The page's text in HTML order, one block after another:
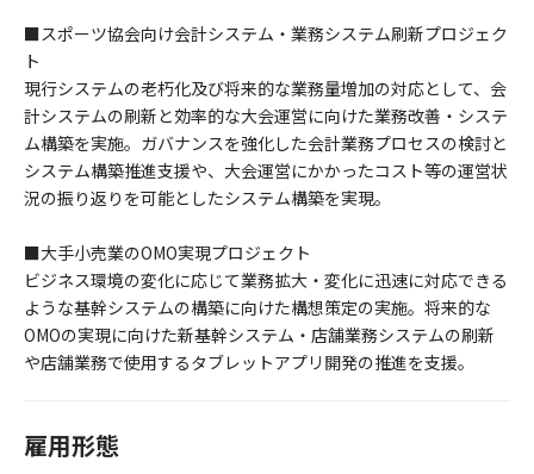
■スポーツ協会向け会計システム・業務システム刷新プロジェク
ト
現行システムの老朽化及び将来的な業務量増加の対応として、会
計システムの刷新と効率的な大会運営に向けた業務改善・システ
ム構築を実施。ガバナンスを強化した会計業務プロセスの検討と
システム構築推進支援や、大会運営にかかったコスト等の運営状
況の振り返りを可能としたシステム構築を実現。
■大手小売業のOMO実現プロジェクト
ビジネス環境の変化に応じて業務拡大・変化に迅速に対応できる
ような基幹システムの構築に向けた構想策定の実施。将来的な
OMOの実現に向けた新基幹システム・店舗業務システムの刷新
や店舗業務で使用するタブレットアプリ開発の推進を支援。
雇用形態